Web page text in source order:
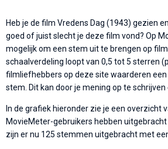
Heb je de film Vredens Dag (1943) gezien
goed of juist slecht je deze film vond? Op
mogelijk om een stem uit te brengen op
schaalverdeling loopt van 0,5 tot 5 sterren
filmliefhebbers op deze site waarderen
stem. Dit kan door je mening op te schrijven
In de grafiek hieronder zie je een overzicht
MovieMeter-gebruikers hebben uitgebracht
zijn er nu 125 stemmen uitgebracht met